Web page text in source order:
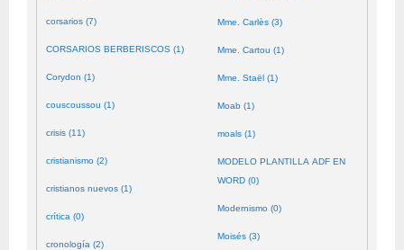
corsarios (7)
CORSARIOS BERBERISCOS (1)
Corydon (1)
couscoussou (1)
crisis (11)
cristianismo (2)
cristianos nuevos (1)
crítica (0)
cronología (2)
Mme. Carlès (3)
Mme. Cartou (1)
Mme. Staël (1)
Moab (1)
moals (1)
MODELO PLANTILLA ADF EN
WORD (0)
Modernismo (0)
Moisés (3)